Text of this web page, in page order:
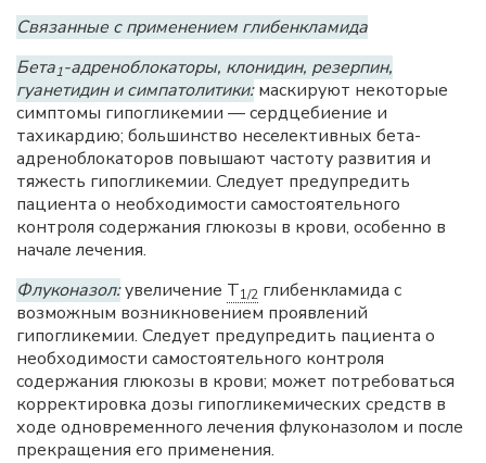
Связанные с применением глибенкламида
Бета1-адреноблокаторы, клонидин, резерпин,
гуанетидин и симпатолитики:маскируют некоторые
симптомы гипогликемии — сердцебиение и
тахикардию; большинство неселективных бета-
адреноблокаторов повышают частоту развития и
тяжесть гипогликемии. Следует предупредить
пациента о необходимости самостоятельного
контроля содержания глюкозы в крови, особенно в
начале лечения.
Флуконазол:увеличение T1/2 глибенкламида с
возможным возникновением проявлений
гипогликемии. Следует предупредить пациента о
необходимости самостоятельного контроля
содержания глюкозы в крови; может потребоваться
корректировка дозы гипогликемических средств в
ходе одновременного лечения флуконазолом и после
прекращения его применения.